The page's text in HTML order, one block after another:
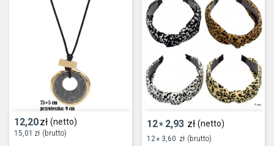
12,20zł (netto)
15,01 zł (brutto)
12* 2,93 zł (netto)
12 * 3,60 zł (brutto)